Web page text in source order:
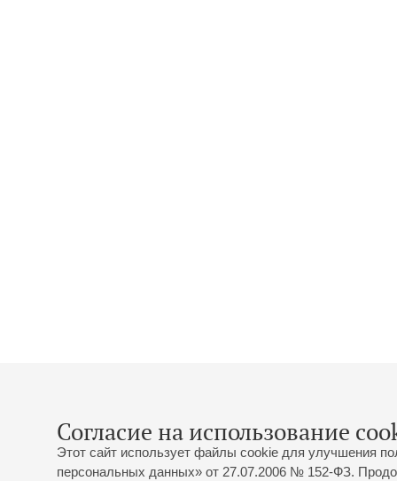
Согласие на использование
Этот сайт использует файлы cookie для улучшения
персональных данных» от 27.07.2006 № 152-ФЗ.